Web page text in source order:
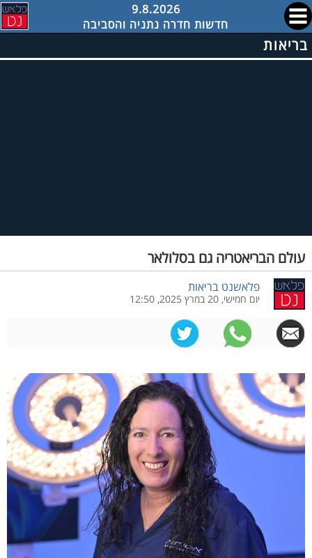
9.8.2026
חדשות חדרה נתניה והסביבה
בריאות
עולם הבריאטריה גם בסלולאר
פלאשנט בריאות
יום חמישי, 20 במרץ 2025, 12:50